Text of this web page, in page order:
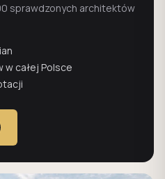
sprawdzonych architektów
w całej Polsce